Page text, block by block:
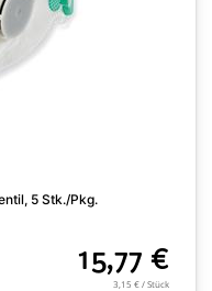
5 Stk./Pkg.
15,77 €
3,15 € / Stück